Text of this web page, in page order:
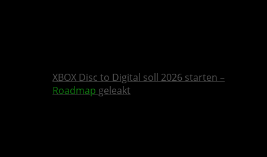
XBOX Disc to Digital soll 2026 starten –
Roadmap geleakt